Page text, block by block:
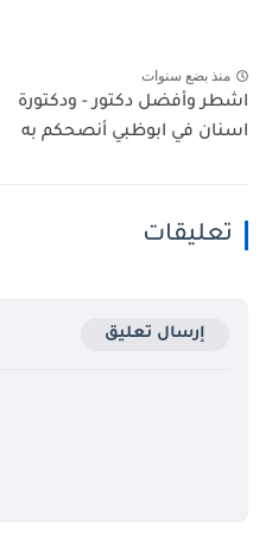
منذ بضع سنوات
اشطر وأفضل دكتور - ودكتورة
اسنان في ابوظبي أنصحكم به
تعليقات
إرسال تعليق